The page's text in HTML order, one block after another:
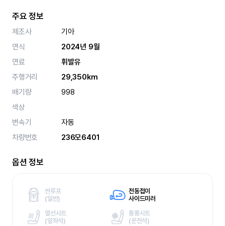
주요 정보
제조사
기아
연식
2024년 9월
연료
휘발유
주행거리
29,350km
배기량
998
색상
변속기
자동
차량번호
236모6401
옵션 정보
썬루프
(일반)
전동접이
사이드미러
열선시트
(앞좌석)
통풍시트
(운전석)